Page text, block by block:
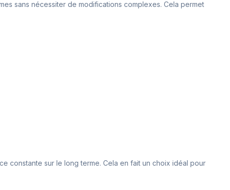
sans nécessiter de modifications complexes. Cela permet
constante sur le long terme. Cela en fait un choix idéal pour